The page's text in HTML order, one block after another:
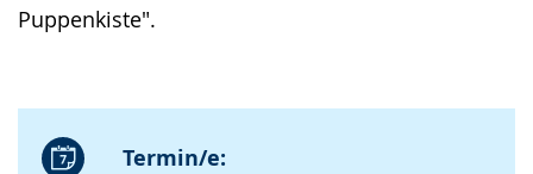
Puppenkiste".
Termin/e: